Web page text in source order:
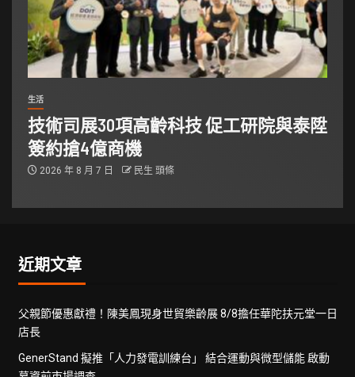
生活
技術司展30項高齡科技 促工研院與泰陞
簽約搶4億商機
2026 年 8 月 7 日 民生 頭條
近期文章
父親節優惠獻禮！陳美鳳現身世貿樂齡展 8/8擔任華陀扶元堂一日
店長
GenerStand 擬推「人力發電訓練台」 結合運動與微型儲能 啟動